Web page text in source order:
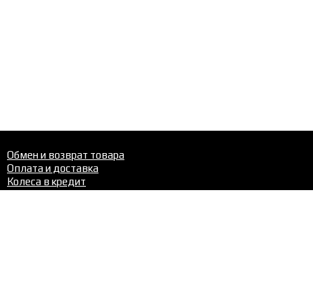
Обмен и возврат товара
Оплата и доставка
Колеса в кредит